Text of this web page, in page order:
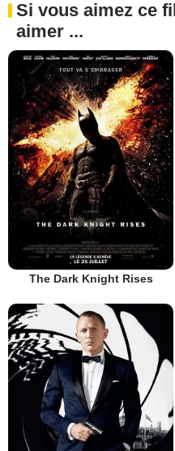
Si vous aimez ce
aimer ...
The Dark Knight Rises